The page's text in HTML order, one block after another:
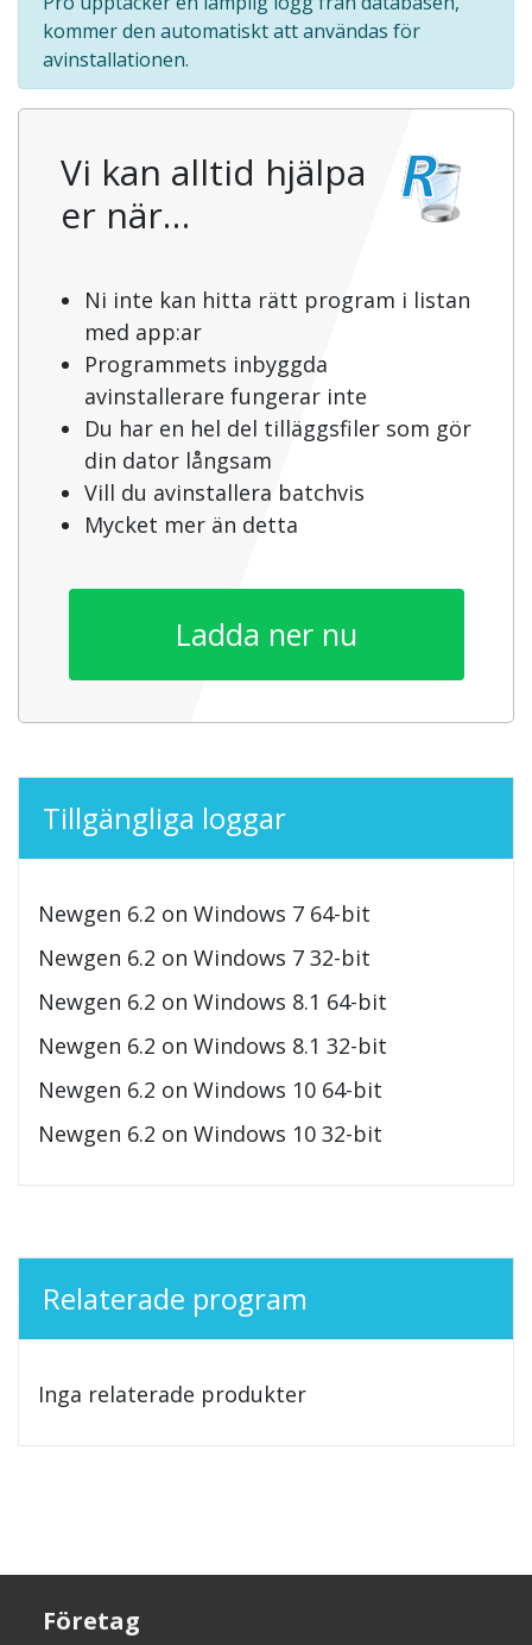
kommer den automatiskt att användas för
avinstallationen.
Vi kan alltid hjälpa
er när…
Ni inte kan hitta rätt program i listan
med app:ar
Programmets inbyggda
avinstallerare fungerar inte
Du har en hel del tilläggsfiler som gör
din dator långsam
Vill du avinstallera batchvis
Mycket mer än detta
Ladda ner nu
Tillgängliga loggar
Newgen 6.2 on Windows 7 64-bit
Newgen 6.2 on Windows 7 32-bit
Newgen 6.2 on Windows 8.1 64-bit
Newgen 6.2 on Windows 8.1 32-bit
Newgen 6.2 on Windows 10 64-bit
Newgen 6.2 on Windows 10 32-bit
Relaterade program
Inga relaterade produkter
Företag